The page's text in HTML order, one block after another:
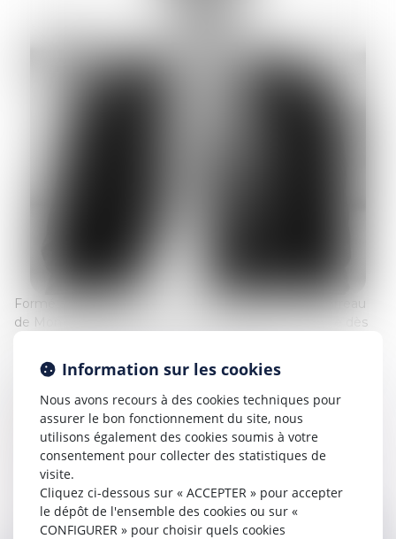
Formé à l’université de droit de TOURS, inscrit au barreau
de Montpellier depuis 2013, Simon LAMBERT intègre dès
Associé en 2020, il consacre majoritairement son activité
aux domaines suivants :
Droit de la construction
Droit des assurances
Contentieux de la sécurité sociale (faute inexcusable,
maladie professionnelle)
Responsabilité civile professionnelle
Droit de la santé, liquidation du préjudice corporel
Information sur les cookies
Nous avons recours à des cookies techniques pour
assurer le bon fonctionnement du site, nous
utilisons également des cookies soumis à votre
consentement pour collecter des statistiques de
visite.
Cliquez ci-dessous sur « ACCEPTER » pour accepter
le dépôt de l'ensemble des cookies ou sur «
CONFIGURER » pour choisir quels cookies